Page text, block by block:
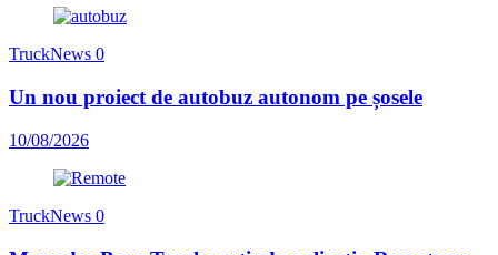
TruckNews 0
Un nou proiect de autobuz autonom pe șosele
10/08/2026
TruckNews 0